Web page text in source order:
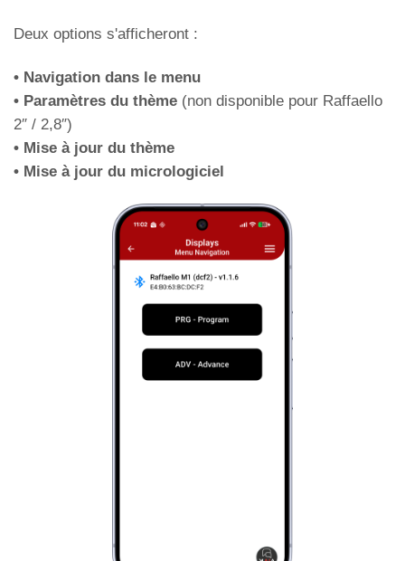
Activation du paramètre d'opération des
Réglage de la vitesse de transmission du
protocole CAN BUS
Débit en bauds CAN
Deux options s'afficheront :
• Navigation dans le menu
• Paramètres du thème (non disponible pour Raffaello
2″ / 2,8″)
• Mise à jour du thème
• Mise à jour du micrologiciel